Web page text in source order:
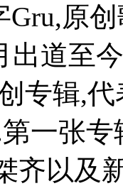
Gru,原
出道至
专辑,
一张
齐以及